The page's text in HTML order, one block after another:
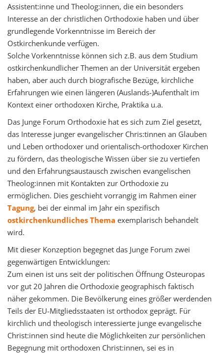
Assistent:inne und Theolog:innen, die ein besonders
Interesse an der christlichen Orthodoxie haben und über
grundlegende Vorkenntnisse im Bereich der
Ostkirchenkunde verfügen.
Solche Vorkenntnisse können sich z.B. aus dem Studium
ostkirchenkundlicher Themen an der Universität ergeben
haben, aber auch durch biografische Bezüge, kirchliche
Erfahrungen wie einen längeren (Auslands-)Aufenthalt im
Kontext einer orthodoxen Kirche, Praktika u.a.
Das Junge Forum Orthodoxie hat es sich zum Ziel gesetzt,
das Interesse junger evangelischer Chris:tinnen an Glauben
und Leben orthodoxer und orientalisch-orthodoxer Kirchen
zu fördern, das theologische Wissen über sie zu vertiefen
und den Erfahrungsaustausch zwischen evangelischen
Theolog:innen mit Kontakten zur Orthodoxie zu
ermöglichen. Dies geschieht vorrangig im Rahmen einer
Tagung, bei der einmal im Jahr ein spezifisch
ostkirchenkundliches Thema exemplarisch behandelt
wird.
Mit dieser Konzeption begegnet das Junge Forum zwei
gegenwärtigen Entwicklungen:
Zum einen ist uns seit der politischen Öffnung Osteuropas
vor gut 20 Jahren die Orthodoxie geographisch faktisch
näher gekommen. Die Bevölkerung eines größer werdenden
Teils der EU-Mitgliedsstaaten ist orthodox geprägt. Für
kirchlich und theologisch interessierte junge evangelische
Christ:innen sind heute die Möglichkeiten zur persönlichen
Begegnung mit orthodoxen Christ:innen, sei es in